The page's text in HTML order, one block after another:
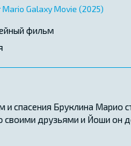
Mario Galaxy Movie (2025)
фильм
спасения Бруклина Марио
своими друзьями и Йоши